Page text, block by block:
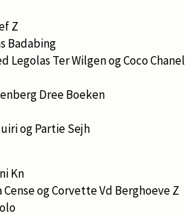
Z
Badabing
Legolas Ter Wilgen og Coco Chanel
Dree Boeken
og Partie Sejh
Kn
og Corvette Vd Berghoeve Z